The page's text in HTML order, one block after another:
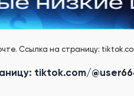
Ссылка на страницу:
tiktok.com/